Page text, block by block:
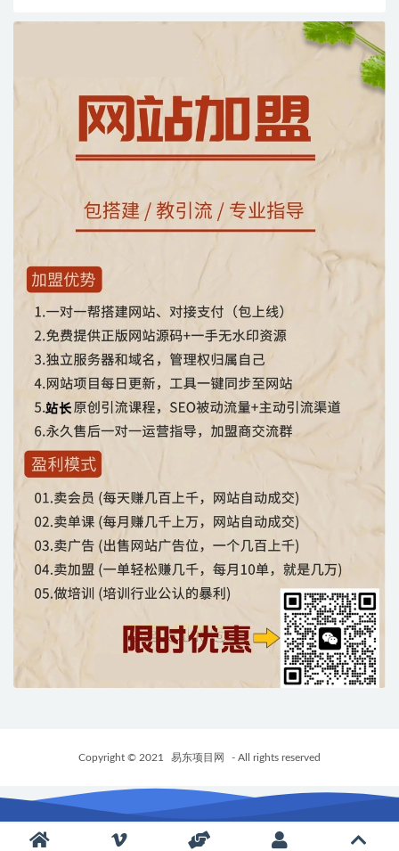
Copyright © 2021 易东项目网 - All rights reserved